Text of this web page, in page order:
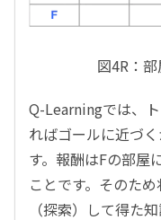
図4R：
Q-Learningでは、
ればゴールに近づ
す。報酬はFの部屋
ことです。そのた
（探索）して得た